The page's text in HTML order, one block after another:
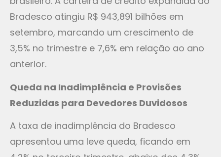
Bradesco atingiu R$ 943,891 bilhões em
setembro, marcando um crescimento de
3,5% no trimestre e 7,6% em relação ao ano
anterior.
Queda na Inadimplência e Provisões
Reduzidas para Devedores Duvidosos
A taxa de inadimplência do Bradesco
apresentou uma leve queda, ficando em